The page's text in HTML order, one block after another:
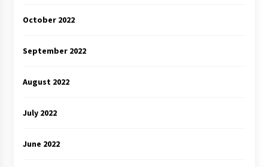
October 2022
September 2022
August 2022
July 2022
June 2022